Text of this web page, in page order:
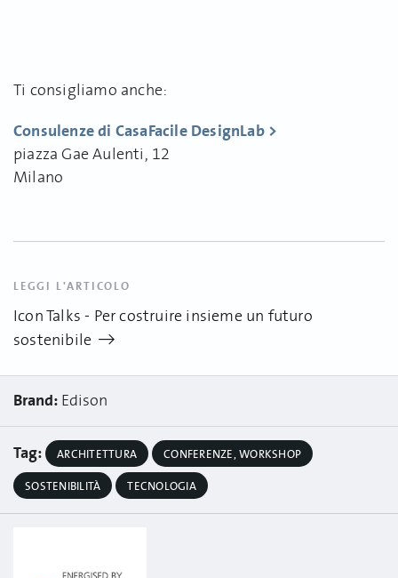
Ti consigliamo anche:
Consulenze di CasaFacile DesignLab >
piazza Gae Aulenti, 12
Milano
LEGGI L'ARTICOLO
Icon Talks - Per costruire insieme un futuro
sostenibile
Brand: Edison
Tag: ARCHITETTURA CONFERENZE, WORKSHOP
SOSTENIBILITÀ TECNOLOGIA